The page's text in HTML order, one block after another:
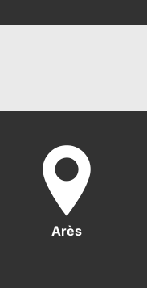
Arès